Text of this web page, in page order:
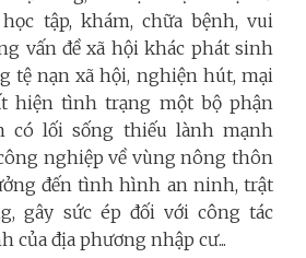
tập, khám, chữa bệnh, vui
vấn đề xã hội khác phát sinh
tệ nạn xã hội, nghiện hút, mại
hiện tình trạng một bộ phận
có lối sống thiếu lành mạnh
nghiệp về vùng nông thôn
đến tình hình an ninh, trật
gây sức ép đối với công tác
của địa phương nhập cư...